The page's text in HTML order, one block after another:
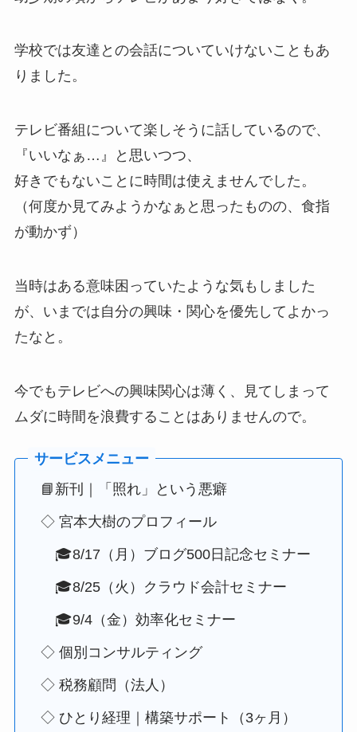
学校では友達との会話についていけないこともあ
りました。
テレビ番組について楽しそうに話しているので、
『いいなぁ…』と思いつつ、
好きでもないことに時間は使えませんでした。
（何度か見てみようかなぁと思ったものの、食指
が動かず）
当時はある意味困っていたような気もしました
が、いまでは自分の興味・関心を優先してよかっ
たなと。
今でもテレビへの興味関心は薄く、見てしまって
ムダに時間を浪費することはありませんので。
📘新刊｜「照れ」という悪癖
◇ 宮本大樹のプロフィール
🎓8/17（月）ブログ500日記念セミナー
🎓8/25（火）クラウド会計セミナー
🎓9/4（金）効率化セミナー
◇ 個別コンサルティング
◇ 税務顧問（法人）
◇ ひとり経理｜構築サポート（3ヶ月）